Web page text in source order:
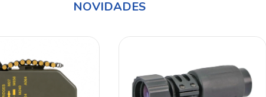
NOVIDADES